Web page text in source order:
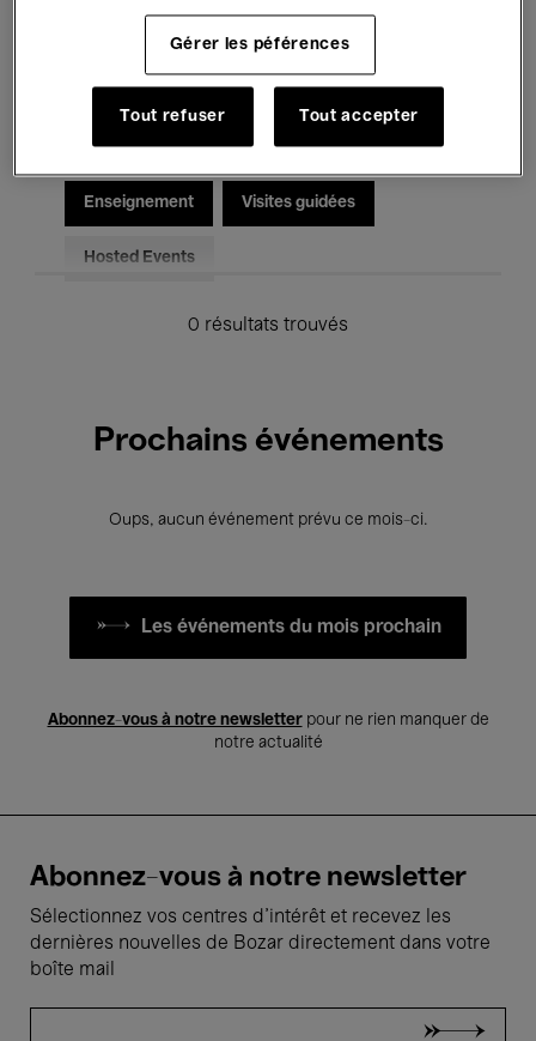
Musique électronique
Pour tous Kids’ Palace
Enseignement Visites guidées
Hosted Events
0 résultats trouvés
Prochains événements
Oups, aucun événement prévu ce mois-ci.
Les événements du mois prochain
Abonnez-vous à notre newsletterpour ne rien manquer de
notre actualité
Abonnez-vous à notre newsletter
Sélectionnez vos centres d'intérêt et recevez les
dernières nouvelles de Bozar directement dans votre
boîte mail
Gérer les péférences
Tout refuser Tout accepter